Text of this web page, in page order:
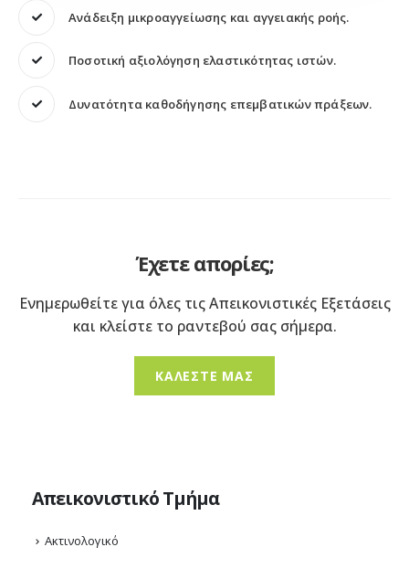
Ανάδειξη μικροαγγείωσης και αγγειακής ροής.
Ποσοτική αξιολόγηση ελαστικότητας ιστών.
Δυνατότητα καθοδήγησης επεμβατικών πράξεων.
Έχετε απορίες;
Ενημερωθείτε για όλες τις Απεικονιστικές Εξετάσεις
και κλείστε το ραντεβού σας σήμερα.
ΚΑΛΕΣΤΕ ΜΑΣ
Απεικονιστικό Τμήμα
Ακτινολογικό